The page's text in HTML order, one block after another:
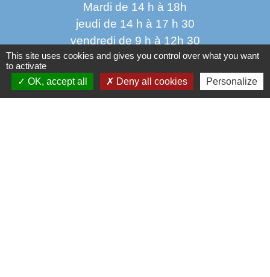
Mardi de 14 h à 18h
jeudi de 14 h à 17 h 30
vendredi de 9 h à 12h 30
This site uses cookies and gives you control over what you want
to activate
OK, accept all
Deny all cookies Personalize